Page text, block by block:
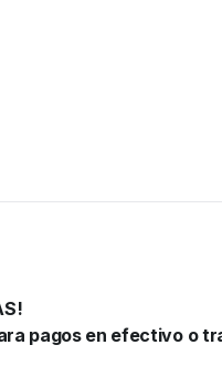
pagos en efectivo o